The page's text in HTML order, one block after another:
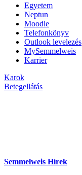
Egyetem
Neptun
Moodle
Telefonkönyv
Outlook levelezés
MySemmelweis
Karrier
Karok
Betegellátás
Semmelweis Hírek